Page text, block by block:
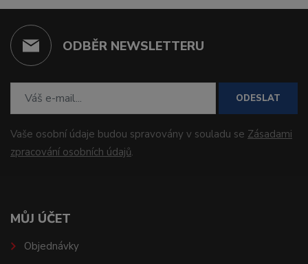
ODBĚR NEWSLETTERU
ODESLAT
Vaše osobní údaje budou spravovány v souladu se Zásadami
zpracování osobních údajů.
MŮJ ÚČET
Objednávky